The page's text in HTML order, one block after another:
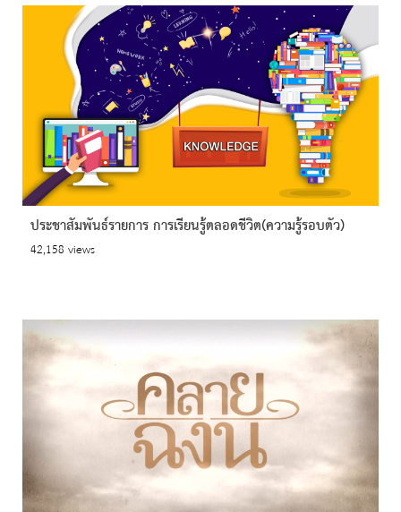
ประชาสัมพันธ์รายการ การเรียนรู้ตลอดชีวิต(ความรู้รอบตัว)
42,158 views